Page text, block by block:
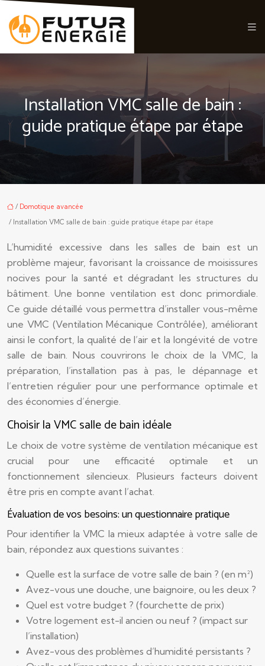
Installation VMC salle de bain :
guide pratique étape par étape
/ Domotique avancée
/ Installation VMC salle de bain : guide pratique étape par étape
L’humidité excessive dans les salles de bain est un
problème majeur, favorisant la croissance de moisissures
nocives pour la santé et dégradant les structures du
bâtiment. Une bonne ventilation est donc primordiale.
Ce guide détaillé vous permettra d’installer vous-même
une VMC (Ventilation Mécanique Contrôlée), améliorant
ainsi le confort, la qualité de l’air et la longévité de votre
salle de bain. Nous couvrirons le choix de la VMC, la
préparation, l’installation pas à pas, le dépannage et
l’entretien régulier pour une performance optimale et
des économies d’énergie.
Choisir la VMC salle de bain idéale
Le choix de votre système de ventilation mécanique est
crucial pour une efficacité optimale et un
fonctionnement silencieux. Plusieurs facteurs doivent
être pris en compte avant l’achat.
Évaluation de vos besoins: un questionnaire pratique
Pour identifier la VMC la mieux adaptée à votre salle de
bain, répondez aux questions suivantes :
Quelle est la surface de votre salle de bain ? (en m²)
Avez-vous une douche, une baignoire, ou les deux ?
Quel est votre budget ? (fourchette de prix)
Votre logement est-il ancien ou neuf ? (impact sur
l’installation)
Avez-vous des problèmes d’humidité persistants ?